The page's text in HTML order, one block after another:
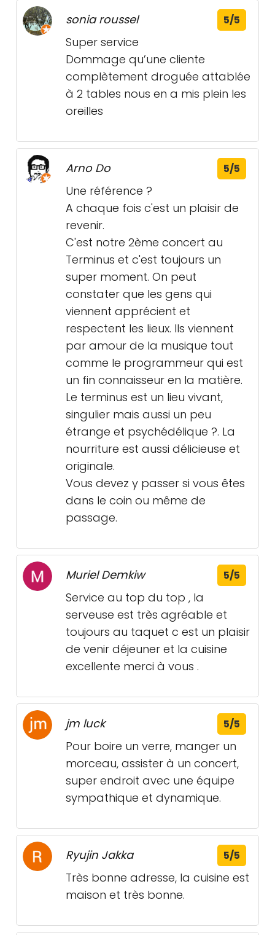
sonia roussel 5/5
Super service
Dommage qu’une cliente
complètement droguée attablée
à 2 tables nous en a mis plein les
oreilles
Arno Do 5/5
Une référence ?
A chaque fois c'est un plaisir de
revenir.
C'est notre 2ème concert au
Terminus et c'est toujours un
super moment. On peut
constater que les gens qui
viennent apprécient et
respectent les lieux. Ils viennent
par amour de la musique tout
comme le programmeur qui est
un fin connaisseur en la matière.
Le terminus est un lieu vivant,
singulier mais aussi un peu
étrange et psychédélique ?. La
nourriture est aussi délicieuse et
originale.
Vous devez y passer si vous êtes
dans le coin ou même de
passage.
Muriel Demkiw 5/5
Service au top du top , la
serveuse est très agréable et
toujours au taquet c est un plaisir
de venir déjeuner et la cuisine
excellente merci à vous .
jm luck 5/5
Pour boire un verre, manger un
morceau, assister à un concert,
super endroit avec une équipe
sympathique et dynamique.
Ryujin Jakka 5/5
Très bonne adresse, la cuisine est
maison et très bonne.